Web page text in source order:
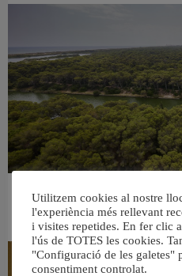
València retira prop de 15.000 litres de
6
Utilitzem cookies al nostre
l'experiència més rellevant
i visites repetides. En fer clic
l'ús de TOTES les cookies.
"Configuració de les galetes"
consentiment controlat.